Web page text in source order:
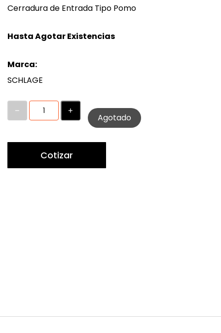
Cerradura de Entrada Tipo Pomo
Hasta Agotar Existencias
Marca:
SCHLAGE
Agotado
Cotizar